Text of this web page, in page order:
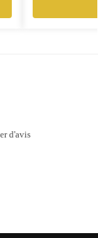
d'avis